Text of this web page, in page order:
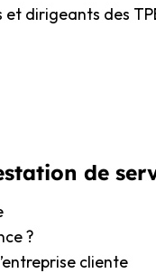
dirigeants des
de
?
cliente